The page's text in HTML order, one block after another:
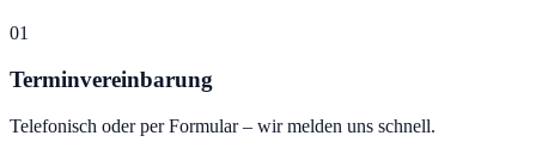
01
Terminvereinbarung
Telefonisch oder per Formular – wir melden uns schnell.